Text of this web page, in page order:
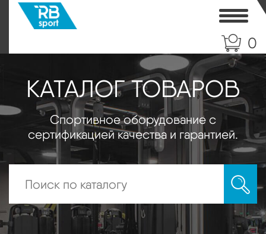
0
КАТАЛОГ ТОВАРОВ
Спортивное оборудование с
сертификацией качества и гарантией.